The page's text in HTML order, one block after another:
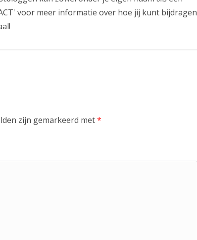
voor meer informatie over hoe jij kunt bijdragen
zijn gemarkeerd met*